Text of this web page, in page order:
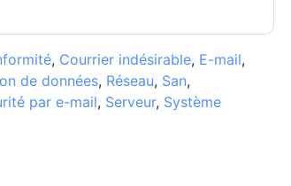
, Courrier indésirable, E-mail,
de données, Réseau, San,
par e-mail, Serveur, Système